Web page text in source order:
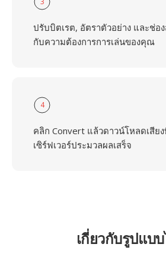
ปรับบิตเรต, อัตราตัวอย่าง และช่
กับความต้องการการเล่นของคุณ
4
คลิก Convert แล้วดาวน์โหลดเสีย
เซิร์ฟเวอร์ประมวลผลเสร็จ
เกี่ยวกับรูปแบ